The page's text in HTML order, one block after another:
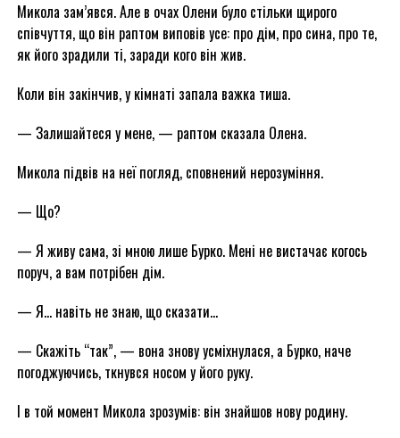
Микола зам’явся. Але в очах Олени було стільки щирого
співчуття, що він раптом виповів усе: про дім, про сина, про те,
як його зрадили ті, заради кого він жив.
Коли він закінчив, у кімнаті запала важка тиша.
— Залишайтеся у мене, — раптом сказала Олена.
Микола підвів на неї погляд, сповнений нерозуміння.
— Що?
— Я живу сама, зі мною лише Бурко. Мені не вистачає когось
поруч, а вам потрібен дім.
— Я… навіть не знаю, що сказати…
— Скажіть “так”, — вона знову усміхнулася, а Бурко, наче
погоджуючись, ткнувся носом у його руку.
І в той момент Микола зрозумів: він знайшов нову родину.